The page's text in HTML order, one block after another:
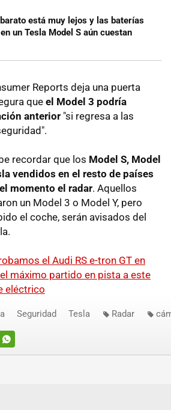
está muy lejos y las baterías
un Tesla Model S aún cuestan
Reports deja una puerta
que el Model 3 podría
anterior "si regresa a las
recordar que los Model S, Model
vendidos en el resto de países
momento el radar. Aquellos
un Model 3 o Model Y, pero
el coche, serán avisados del
el Audi RS e-tron GT en
máximo partido en pista a este
eléctrico
Seguridad Tesla Radar